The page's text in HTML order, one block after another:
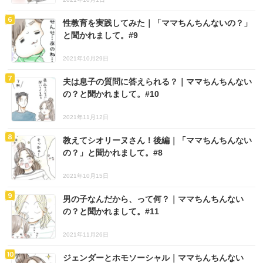
性教育を実践してみた｜「ママちんちんないの？」
と聞かれまして。#9
2021年10月29日
夫は息子の質問に答えられる？｜ママちんちんない
の？と聞かれまして。#10
2021年11月12日
教えてシオリーヌさん！後編｜「ママちんちんない
の？」と聞かれまして。#8
2021年10月15日
男の子なんだから、って何？｜ママちんちんない
の？と聞かれまして。#11
2021年11月26日
ジェンダーとホモソーシャル｜ママちんちんない